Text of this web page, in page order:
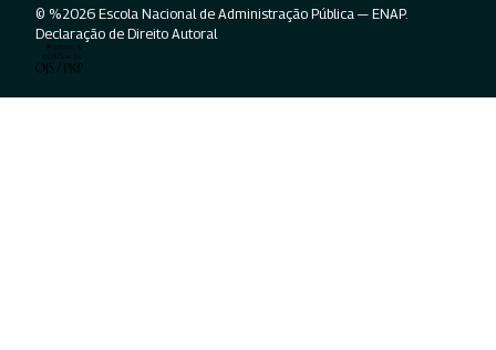
© %2026 Escola Nacional de Administração Pública — ENAP.
Declaração de Direito Autoral